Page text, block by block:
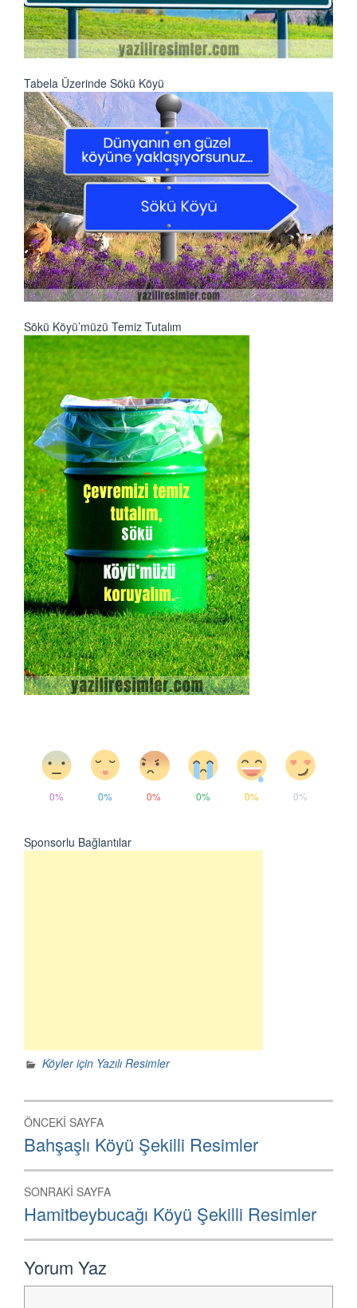
Tabela Üzerinde Sökü Köyü
Sökü Köyü’müzü Temiz Tutalım
0% 0% 0% 0% 0% 0%
Sponsorlu Bağlantılar
Köyler için Yazılı Resimler
Yazı
dolaşımı
ÖNCEKI SAYFA
Önceki
Sayfa:
Bahşaşlı Köyü Şekilli Resimler
SONRAKI SAYFA
Sonraki
Sayfa:
Hamitbeybucağı Köyü Şekilli Resimler
Yorum Yaz